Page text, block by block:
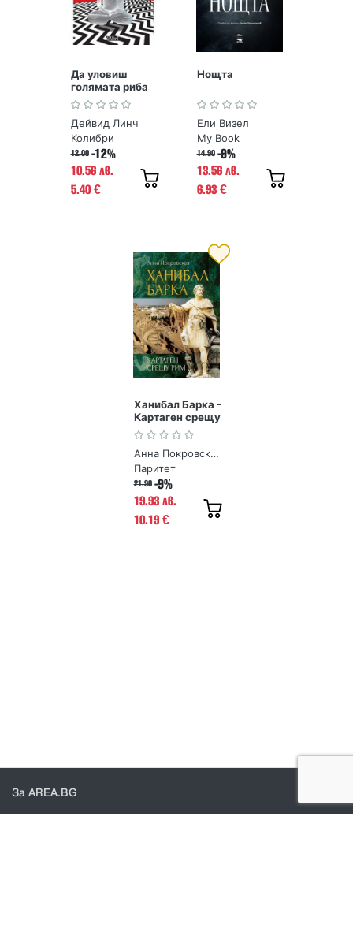
Да уловиш
голямата риба
Дейвид Линч
Колибри
12.00 -12%
10.56 лв.
5.40 €
Нощта
Ели Визел
My Book
14.90 -9%
13.56 лв.
6.93 €
Ханибал Барка -
Картаген срещу
Рим
Анна Покровская
Паритет
21.90 -9%
19.93 лв.
10.19 €
За AREA.BG